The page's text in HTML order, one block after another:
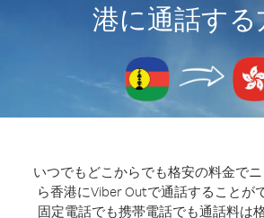
港に通話する
いつでもどこからでも格安の料金で
ら香港にViber Outで通話することが
固定電話でも携帯電話でも通話料は